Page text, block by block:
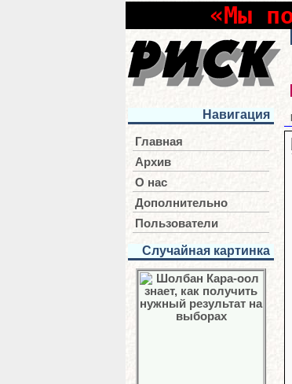
«Мы
Навигация
Главная
Архив
О нас
Дополнительно
Пользователи
Случайная картинка